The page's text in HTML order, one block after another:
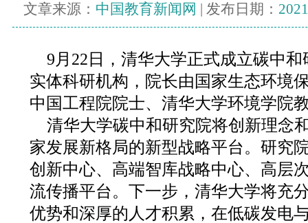
文章来源： 中国教育新闻网 | 发布日期：
9月22日，清华大学正式成立碳中
实体科研机构，院长由国家生态环境
中国工程院院士、清华大学环境学院
清华大学碳中和研究院将创新理念
家发展新格局的新型战略平台。研究
创新中心、高端智库战略中心、高层
流传播平台。下一步，清华大学将充
优势和深厚的人才积累，在低碳发电